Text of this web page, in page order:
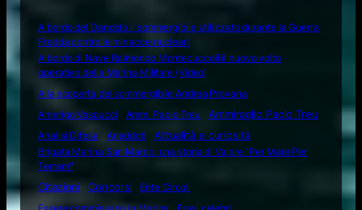
A bordo del Dandolo il sommergibile utilizzato durante la Guerra
Fredda contro le minacce nucleari
A bordo di Nave Raimondo Montecuccoli il nuovo volto
operativo della Marina Militare (Video)
Alla scoperta del sommergibile Andrea Provana
Amerigo Vespucci
Amm. Paolo Treu
Ammiraglio Paolo Treu
Analisi Difesa
Aneddoti Attualità e curiosità
Brigata Marina San Marco: una storia di Valore "Per Mare Per
Terram"
Citazioni
Concorsi
Ente Circoli